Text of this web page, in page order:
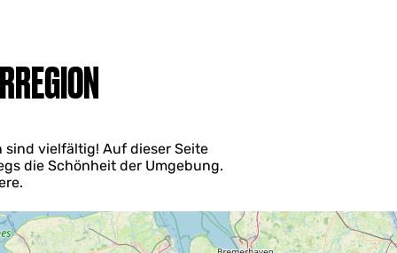
sind vielfältig! Auf dieser Seite
die Schönheit der Umgebung.